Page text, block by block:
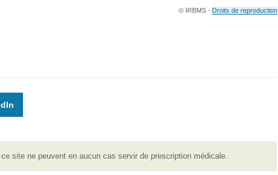
© IRBMS - Droits de reproduction
site ne peuvent en aucun cas servir de prescription médicale.